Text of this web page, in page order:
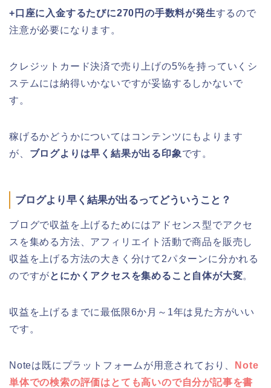
+口座に入金するたびに270円の手数料が発生するので
注意が必要になります。
クレジットカード決済で売り上げの5%を持っていくシ
ステムには納得いかないですが妥協するしかないで
す。
稼げるかどうかについてはコンテンツにもよります
が、 ブログよりは早く結果が出る印象です。
ブログより早く結果が出るってどういうこと？
ブログで収益を上げるためにはアドセンス型でアクセ
スを集める方法、アフィリエイト活動で商品を販売し
収益を上げる方法の大きく分けて2パターンに分かれる
のですがとにかくアクセスを集めること自体が大変。
収益を上げるまでに最低限6か月～1年は見た方がいい
です。
Noteは既にプラットフォームが用意されており、
Note
単体での検索の評価はとても高いので自分が記事を書